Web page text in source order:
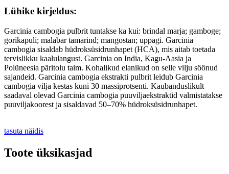
Lühike kirjeldus:
Garcinia cambogia pulbrit tuntakse ka kui: brindal marja; gamboge;
gorikapuli; malabar tamarind; mangostan; uppagi. Garcinia
cambogia sisaldab hüdroksüsidrunhapet (HCA), mis aitab toetada
tervislikku kaalulangust. Garcinia on India, Kagu-Aasia ja
Polüneesia päritolu taim. Kohalikud elanikud on selle vilju söönud
sajandeid. Garcinia cambogia ekstrakti pulbrit leidub Garcinia
cambogia vilja kestas kuni 30 massiprotsenti. Kaubanduslikult
saadaval olevad Garcinia cambogia puuviljaekstraktid valmistatakse
puuviljakoorest ja sisaldavad 50–70% hüdroksüsidrunhapet.
tasuta näidis
Toote üksikasjad